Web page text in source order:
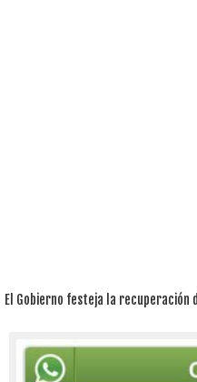
El Gobierno festeja la recuperación